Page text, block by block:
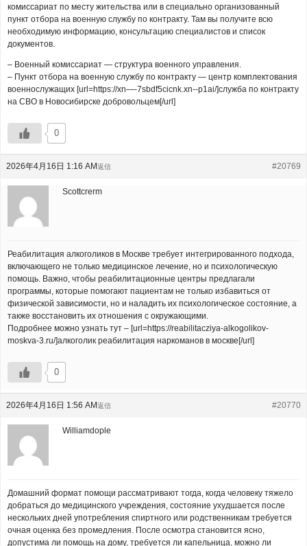
комиссариат по месту жительства или в специально организованный
пункт отбора на военную службу по контракту. Там вы получите всю
необходимую информацию, консультацию специалистов и список
документов.
– Военный комиссариат — структура военного управления.
– Пункт отбора на военную службу по контракту — центр комплектования
военнослужащих [url=https://xn—-7sbdf5cicnk.xn--p1ai/]служба по контракту
на СВО в Новосибирске добровольцем[/url]
0
2026年4月16日 1:16 AM #20769
返信
Scottcrerm
Реабилитация алкоголиков в Москве требует интегрированного подхода,
включающего не только медицинское лечение, но и психологическую
помощь. Важно, чтобы реабилитационные центры предлагали
программы, которые помогают пациентам не только избавиться от
физической зависимости, но и наладить их психологическое состояние, а
также восстановить их отношения с окружающими.
Подробнее можно узнать тут – [url=https://reabilitacziya-alkogolikov-
moskva-3.ru/]алкоголик реабилитация наркоманов в москве[/url]
0
2026年4月16日 1:56 AM #20770
返信
Williamdople
Домашний формат помощи рассматривают тогда, когда человеку тяжело
добраться до медицинского учреждения, состояние ухудшается после
нескольких дней употребления спиртного или родственникам требуется
очная оценка без промедления. После осмотра становится ясно,
допустима ли помощь на дому, требуется ли капельница, можно ли